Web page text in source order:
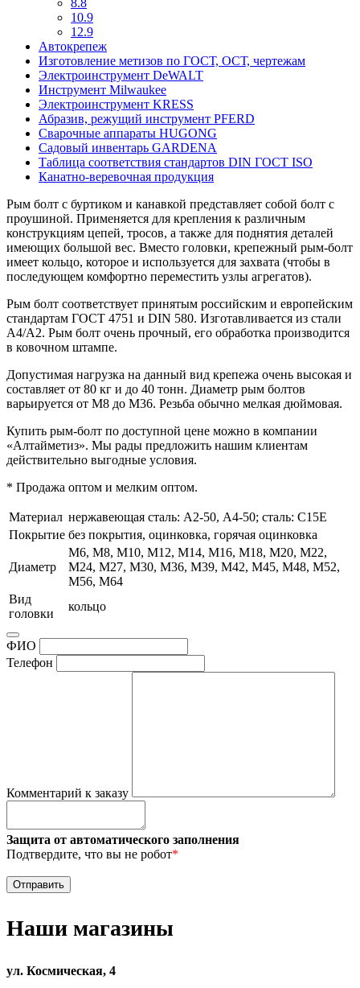
10.9
12.9
Автокрепеж
Изготовление метизов по ГОСТ, ОСТ, чертежам
Электроинструмент DeWALT
Инструмент Milwaukee
Электроинструмент KRESS
Абразив, режущий инструмент PFERD
Сварочные аппараты HUGONG
Садовый инвентарь GARDENA
Таблица соответствия стандартов DIN ГОСТ ISO
Канатно-веревочная продукция
Рым болт с буртиком и канавкой представляет собой болт с
проушиной. Применяется для крепления к различным
конструкциям цепей, тросов, а также для поднятия деталей
имеющих большой вес. Вместо головки, крепежный рым-болт
имеет кольцо, которое и используется для захвата (чтобы в
последующем комфортно переместить узлы агрегатов).
Рым болт соответствует принятым российским и европейским
стандартам ГОСТ 4751 и DIN 580. Изготавливается из стали
А4/А2. Рым болт очень прочный, его обработка производится
в ковочном штампе.
Допустимая нагрузка на данный вид крепежа очень высокая и
составляет от 80 кг и до 40 тонн. Диаметр рым болтов
варьируется от М8 до М36. Резьба обычно мелкая дюймовая.
Купить рым-болт по доступной цене можно в компании
«Алтайметиз». Мы рады предложить нашим клиентам
действительно выгодные условия.
* Продажа оптом и мелким оптом.
Материал нержавеющая сталь: А2-50, А4-50; сталь: C15E
Покрытие без покрытия, оцинковка, горячая оцинковка
Диаметр
М6, М8, М10, М12, М14, М16, М18, М20, М22,
М24, М27, М30, М36, М39, М42, М45, М48, М52,
М56, М64
Вид
головки
кольцо
ФИО
Телефон
Комментарий к заказу
Защита от автоматического заполнения
Подтвердите, что вы не робот*
Наши магазины
ул. Космическая, 4